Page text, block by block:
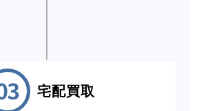
宅配買取